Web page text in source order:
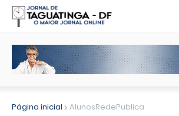
Página inicial AlunosRedePublica